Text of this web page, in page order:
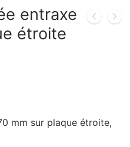
entraxe
étroite
mm sur plaque étroite,